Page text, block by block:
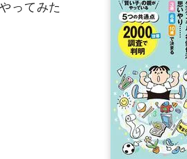
ってみた